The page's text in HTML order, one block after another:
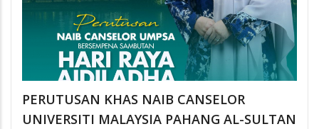
PERUTUSAN KHAS NAIB CANSELOR
UNIVERSITI MALAYSIA PAHANG AL-SULTAN